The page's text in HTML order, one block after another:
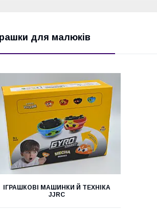
для малюків
ІГРАШКОВІ МАШИНКИ Й ТЕХНІКА
JJRC